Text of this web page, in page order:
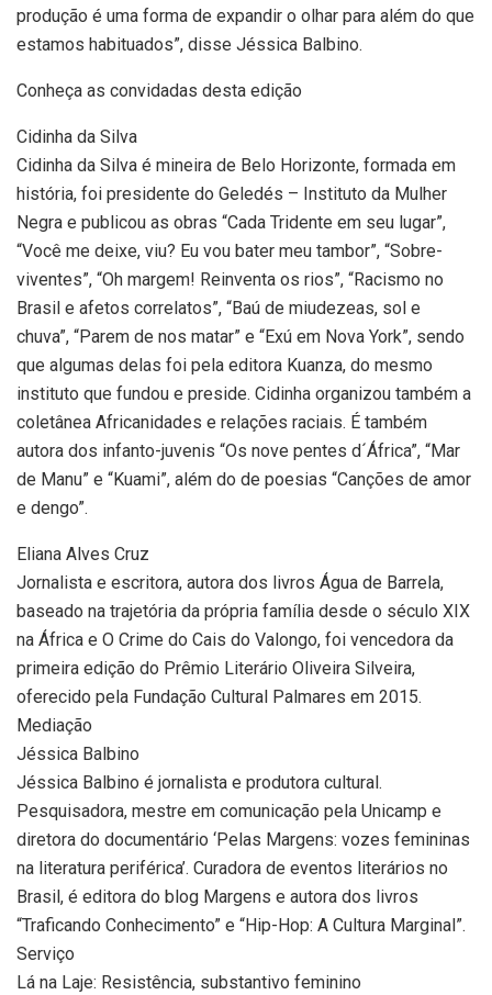
produção é uma forma de expandir o olhar para além do que
estamos habituados”, disse Jéssica Balbino.
Conheça as convidadas desta edição
Cidinha da Silva
Cidinha da Silva é mineira de Belo Horizonte, formada em
história, foi presidente do Geledés – Instituto da Mulher
Negra e publicou as obras “Cada Tridente em seu lugar”,
“Você me deixe, viu? Eu vou bater meu tambor”, “Sobre-
viventes”, “Oh margem! Reinventa os rios”, “Racismo no
Brasil e afetos correlatos”, “Baú de miudezeas, sol e
chuva”, “Parem de nos matar” e “Exú em Nova York”, sendo
que algumas delas foi pela editora Kuanza, do mesmo
instituto que fundou e preside. Cidinha organizou também a
coletânea Africanidades e relações raciais. É também
autora dos infanto-juvenis “Os nove pentes d´África”, “Mar
de Manu” e “Kuami”, além do de poesias “Canções de amor
e dengo”.
Eliana Alves Cruz
Jornalista e escritora, autora dos livros Água de Barrela,
baseado na trajetória da própria família desde o século XIX
na África e O Crime do Cais do Valongo, foi vencedora da
primeira edição do Prêmio Literário Oliveira Silveira,
oferecido pela Fundação Cultural Palmares em 2015.
Mediação
Jéssica Balbino
Jéssica Balbino é jornalista e produtora cultural.
Pesquisadora, mestre em comunicação pela Unicamp e
diretora do documentário ‘Pelas Margens: vozes femininas
na literatura periférica’. Curadora de eventos literários no
Brasil, é editora do blog Margens e autora dos livros
“Traficando Conhecimento” e “Hip-Hop: A Cultura Marginal”.
Serviço
Lá na Laje: Resistência, substantivo feminino